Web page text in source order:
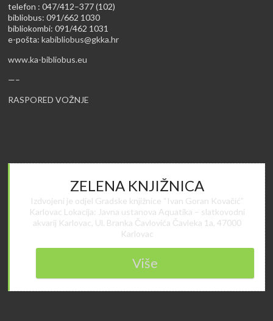
telefon : 047/412–377 (102)
bibliobus: 091/662 1030
bibliokombi: 091/462 1031
e-pošta:kabibliobus@gkka.hr
www.ka-bibliobus.eu
—–
RASPORED VOŽNJE
ZELENA KNJIŽNICA
Izdvojeni je odjel Gradske knjižnice “Ivan Goran Kovačić”
Karlovac Lokacija: Javna ustanova Aquatika – slatkovodni
akvarij Karlovac, Ul. Branka Čavlovića Čavleka 1a, 47000
Karlovac
Više